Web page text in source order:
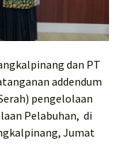
dan PT
addendum
pengelolaan
Pelabuhan, di
Jumat